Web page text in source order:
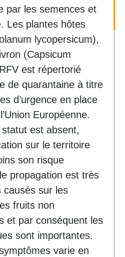
par les semences et
Les plantes hôtes
lycopersicum),
(Capsicum
est répertorié
de quarantaine à titre
d’urgence en place
Européenne.
est absent,
sur le territoire
son risque
propagation est très
causés sur les
fruits non
et par conséquent les
sont importantes.
varie en